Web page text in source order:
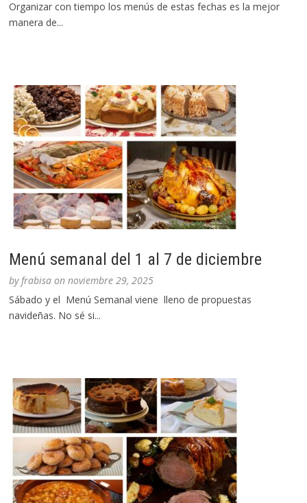
Organizar con tiempo los menús de estas fechas es la mejor
manera de...
Menú semanal del 1 al 7 de diciembre
byfrabisa onnoviembre 29, 2025
Sábado y el Menú Semanal viene lleno de propuestas
navideñas. No sé si...